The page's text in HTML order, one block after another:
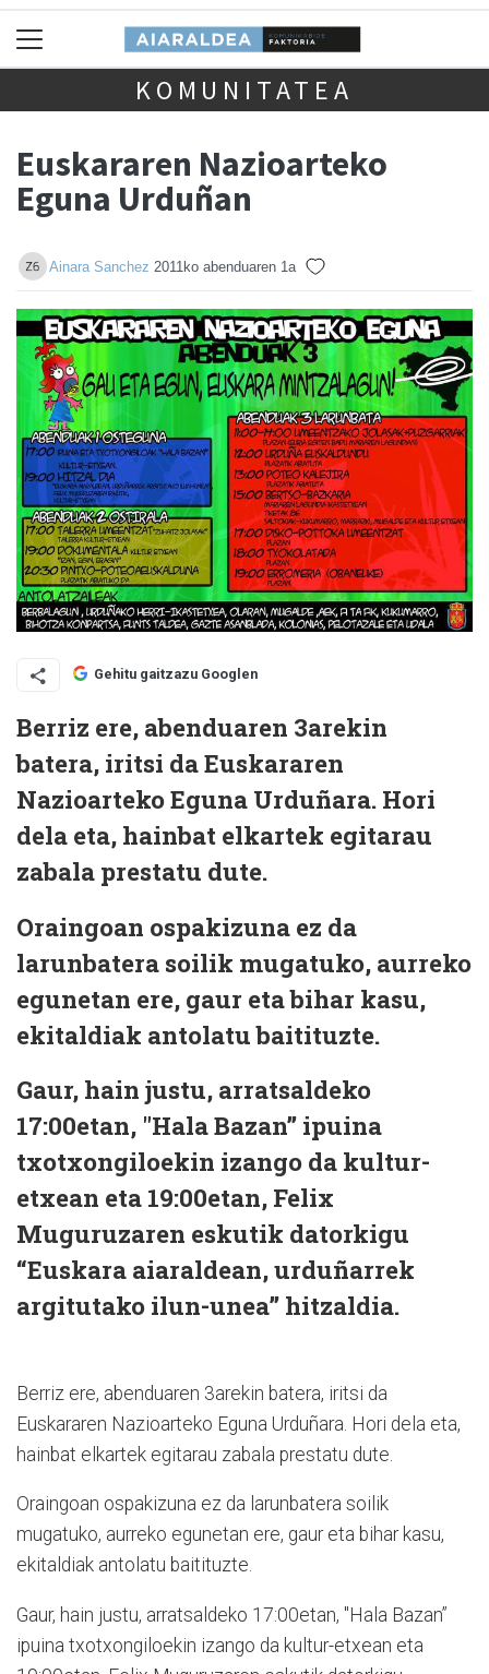
KOMUNITATEA
Euskararen Nazioarteko
Eguna Urduñan
Ainara Sanchez 2011ko abenduaren 1a
Gehitu gaitzazu Googlen
Berriz ere, abenduaren 3arekin
batera, iritsi da Euskararen
Nazioarteko Eguna Urduñara. Hori
dela eta, hainbat elkartek egitarau
zabala prestatu dute.
Oraingoan ospakizuna ez da
larunbatera soilik mugatuko, aurreko
egunetan ere, gaur eta bihar kasu,
ekitaldiak antolatu baitituzte.
Gaur, hain justu, arratsaldeko
17:00etan, "Hala Bazan” ipuina
txotxongiloekin izango da kultur-
etxean eta 19:00etan, Felix
Muguruzaren eskutik datorkigu
“Euskara aiaraldean, urduñarrek
argitutako ilun-unea” hitzaldia.
Berriz ere, abenduaren 3arekin batera, iritsi da
Euskararen Nazioarteko Eguna Urduñara. Hori dela eta,
hainbat elkartek egitarau zabala prestatu dute.
Oraingoan ospakizuna ez da larunbatera soilik
mugatuko, aurreko egunetan ere, gaur eta bihar kasu,
ekitaldiak antolatu baitituzte.
Gaur, hain justu, arratsaldeko 17:00etan, "Hala Bazan”
ipuina txotxongiloekin izango da kultur-etxean eta